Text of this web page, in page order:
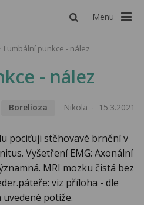
Menu
Lumbální punkce - nález
- nález
Borelioza Nikola 15.3.2021
pociťuji stěhovavé brnění v
Vyšetření EMG: Axonální
MRI mozku čistá bez
viz příloha - dle
potíže.